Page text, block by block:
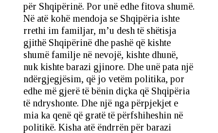
për Shqipërinë. Por unë edhe fitova shumë.
Në atë kohë mendoja se Shqipëria ishte
rrethi im familjar, m’u desh të shëtisja
gjithë Shqipërinë dhe pashë që kishte
shumë familje në nevojë, kishte dhunë,
nuk kishte barazi gjinore. Dhe unë pata një
ndërgjegjësim, që jo vetëm politika, por
edhe më gjerë të bënin diçka që Shqipëria
të ndryshonte. Dhe një nga përpjekjet e
mia ka qenë që gratë të përfshiheshin në
politikë. Kisha atë ëndrrën për barazi